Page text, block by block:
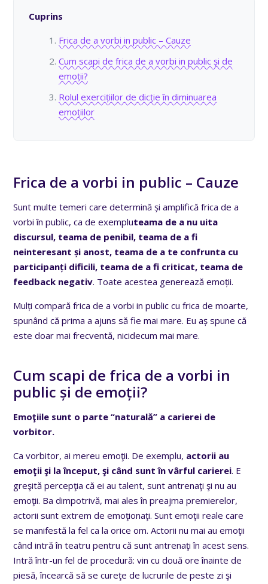
Cuprins
Frica de a vorbi in public – Cauze
Cum scapi de frica de a vorbi in public și de
emoții?
Rolul exercițiilor de dicție în diminuarea
emoțiilor
Frica de a vorbi in public – Cauze
Sunt multe temeri care determină și amplifică frica de a
vorbi în public, ca de exempluteama de a nu uita
discursul, teama de penibil, teama de a fi
neinteresant și anost, teama de a te confrunta cu
participanți dificili, teama de a fi criticat, teama de
feedback negativ. Toate acestea generează emoții.
Mulți compară frica de a vorbi in public cu frica de moarte,
spunând că prima a ajuns să fie mai mare. Eu aș spune că
este doar mai frecventă, nicidecum mai mare.
Cum scapi de frica de a vorbi in
public și de emoții?
Emoţiile sunt o parte “naturală” a carierei de
vorbitor.
Ca vorbitor, ai mereu emoţii. De exemplu, actorii au
emoţii şi la început, şi când sunt în vârful carierei. E
greşită percepţia că ei au talent, sunt antrenaţi şi nu au
emoţii. Ba dimpotrivă, mai ales în preajma premierelor,
actorii sunt extrem de emoţionaţi. Sunt emoţii reale care
se manifestă la fel ca la orice om. Actorii nu mai au emoţii
când intră în teatru pentru că sunt antrenaţi în acest sens.
Intră într-un fel de procedură: vin cu două ore înainte de
piesă, încearcă să se cureţe de lucrurile de peste zi şi